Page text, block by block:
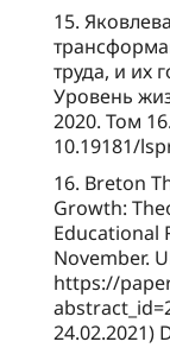
15.
труда, и их
Уровень
2020. Том
10.19181/
16. Breton
Growth:
Educational
November.
https://
24.02.2021)